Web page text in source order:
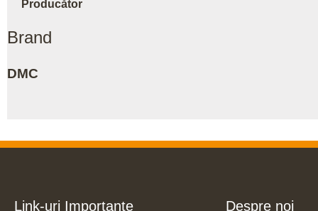
Producător
Brand
DMC
Link-uri Importante Despre noi